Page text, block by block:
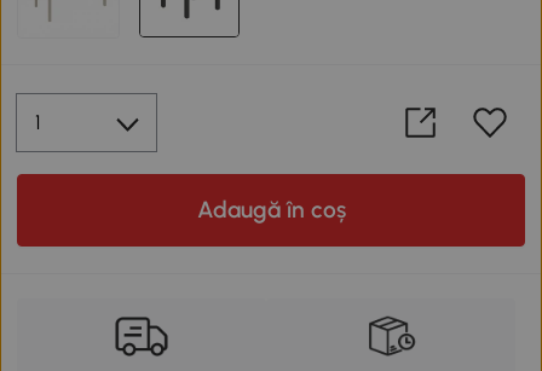
Adaugă în coș